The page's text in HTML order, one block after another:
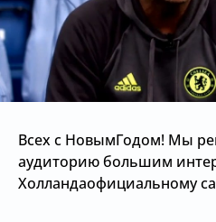
Всех с НовымГодом! Мы
аудиторию большим
Холландаофициальному